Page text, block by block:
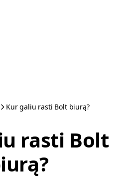
Kur galiu rasti Bolt biurą?
rasti Bolt